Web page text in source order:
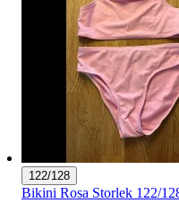
122/128
Bikini Rosa Storlek 122/